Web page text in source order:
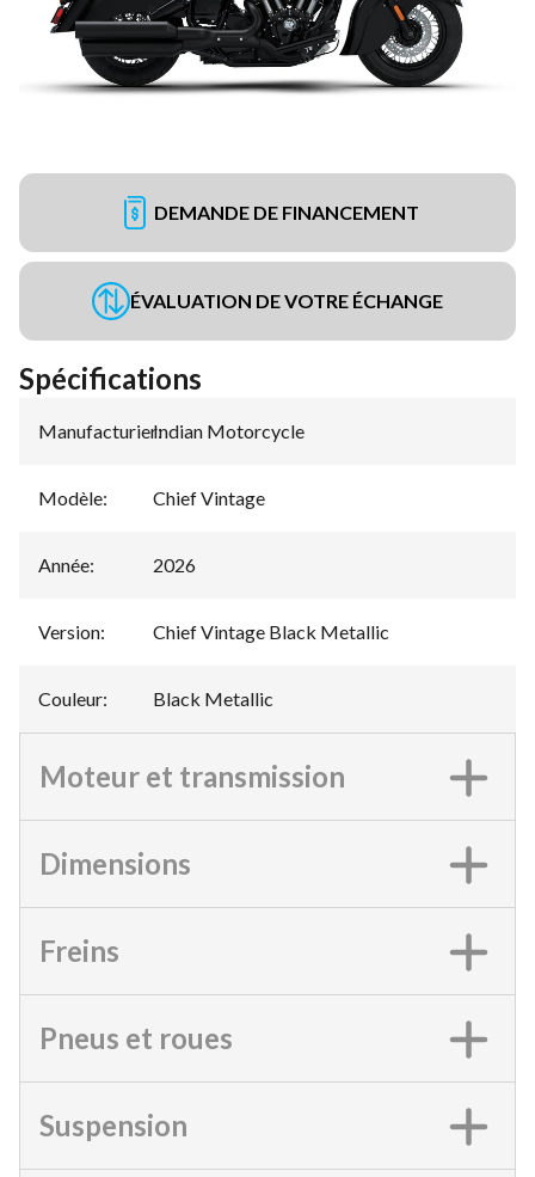
DEMANDE DE FINANCEMENT
ÉVALUATION DE VOTRE ÉCHANGE
Spécifications
Manufacturier:
Indian Motorcycle
Modèle: Chief Vintage
Année: 2026
Version: Chief Vintage Black Metallic
Couleur: Black Metallic
Moteur et transmission
Dimensions
Freins
Pneus et roues
Suspension